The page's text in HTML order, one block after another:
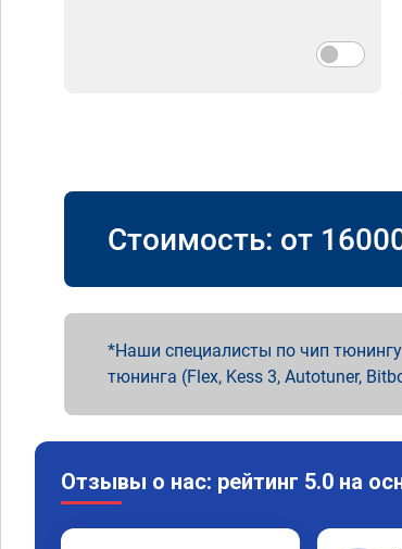
Стоимость: от
Наши специалисты по чип
тюнинга (Flex, Kess 3, Autotuner,
Отзывы о нас: рейтинг 5.0 на